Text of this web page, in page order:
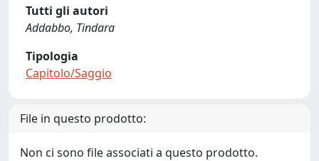
Tutti gli autori
Addabbo, Tindara
Tipologia
Capitolo/Saggio
File in questo prodotto:
Non ci sono file associati a questo prodotto.